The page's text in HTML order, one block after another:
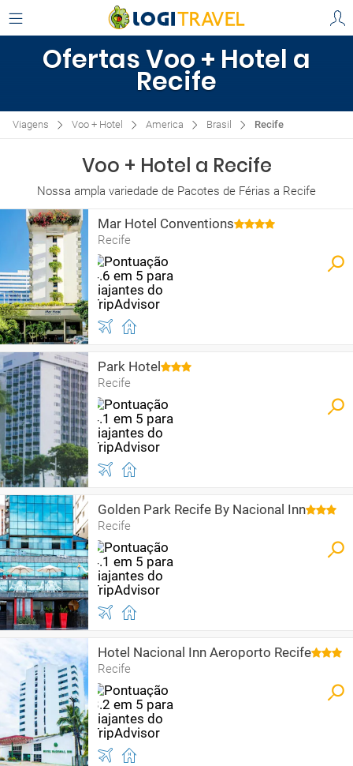
Ofertas Voo + Hotel a
Recife
Viagens Voo + Hotel America Brasil Recife
Voo + Hotel a Recife
Nossa ampla variedade de Pacotes de Férias a Recife
Mar Hotel Conventions
Recife
Park Hotel
Recife
Golden Park Recife By Nacional Inn
Recife
Hotel Nacional Inn Aeroporto Recife
Recife